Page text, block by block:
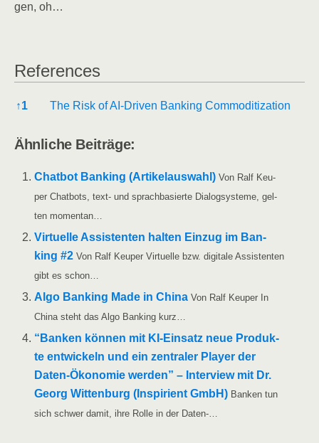
gen, oh…
Refe­ren­ces
Refe­ren­ces
↑1 The Risk of AI-Dri­ven Ban­king Commoditization
Ähn­li­che Beiträge:
Chat­bot Ban­king (Arti­kel­aus­wahl) Von Ralf Keu­
per Chat­bots, text- und sprach­ba­sier­te Dia­log­sys­te­me, gel­
ten momentan…
Vir­tu­el­le Assis­ten­ten hal­ten Ein­zug im Ban­
king #2 Von Ralf Keu­per Vir­tu­el­le bzw. digi­ta­le Assis­ten­ten
gibt es schon…
Algo Ban­king Made in Chi­na Von Ralf Keu­per In
Chi­na steht das Algo Ban­king kurz…
“Ban­ken kön­nen mit KI-Ein­­satz neue Pro­duk­
te ent­wi­ckeln und ein zen­tra­ler Play­er der
Daten-Öko­­­no­­mie wer­den” – Inter­view mit Dr.
Georg Wit­ten­burg (Inspi­ri­ent GmbH) Ban­ken tun
sich schwer damit, ihre Rol­le in der Daten-…